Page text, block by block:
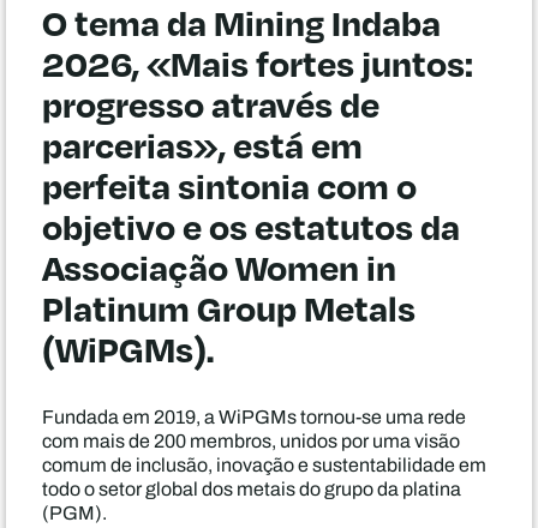
O tema da Mining Indaba
2026, «Mais fortes juntos:
progresso através de
parcerias», está em
perfeita sintonia com o
objetivo e os estatutos da
Associação Women in
Platinum Group Metals
(WiPGMs).
Fundada em 2019, a WiPGMs tornou-se uma rede
com mais de 200 membros, unidos por uma visão
comum de inclusão, inovação e sustentabilidade em
todo o setor global dos metais do grupo da platina
(PGM).